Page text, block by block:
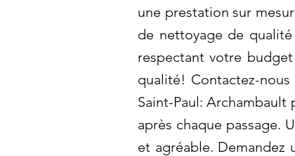
une prestation sur
de nettoyage de
respectant votre
qualité! Contactez-
Saint-Paul:
après chaque passage.
et agréable. Demandez